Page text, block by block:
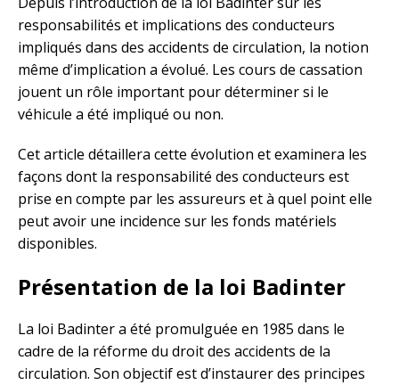
responsabilités et implications des conducteurs
impliqués dans des accidents de circulation, la notion
même d’implication a évolué. Les cours de cassation
jouent un rôle important pour déterminer si le
véhicule a été impliqué ou non.
Cet article détaillera cette évolution et examinera les
façons dont la responsabilité des conducteurs est
prise en compte par les assureurs et à quel point elle
peut avoir une incidence sur les fonds matériels
disponibles.
Présentation de la loi Badinter
La loi Badinter a été promulguée en 1985 dans le
cadre de la réforme du droit des accidents de la
circulation. Son objectif est d’instaurer des principes